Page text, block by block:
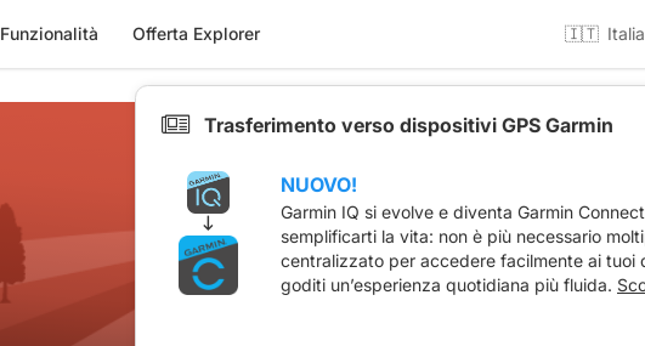
Funzionalità Offerta Explorer 🇮🇹
Trasferimento verso dispositivi GPS Garmin
NUOVO!
Garmin IQ si evolve e diventa Garmin
semplificarti la vita: non è più necessario
centralizzato per accedere facilmente ai tuoi
goditi un’esperienza quotidiana più fluida.